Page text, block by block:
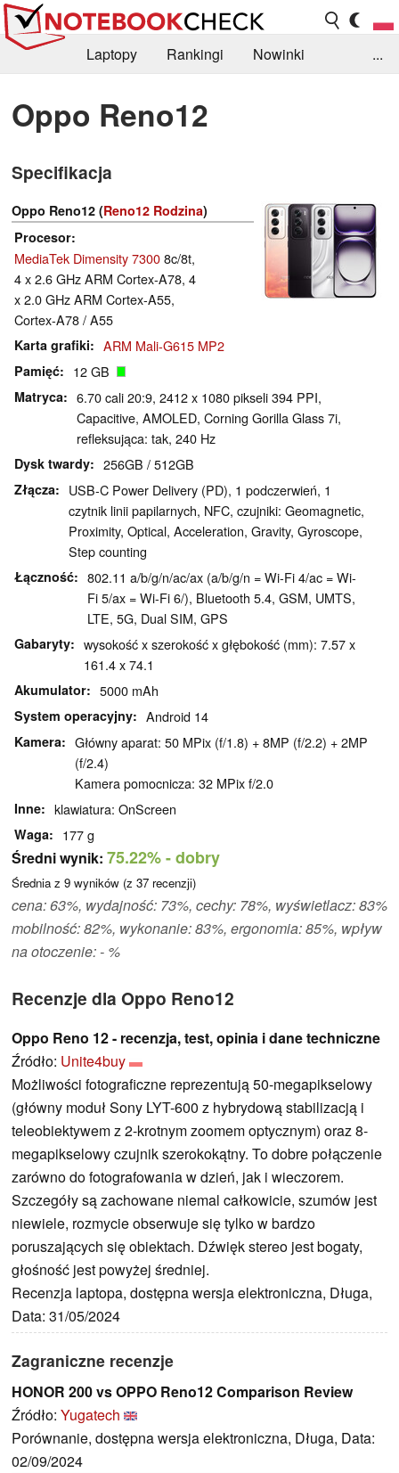
Laptopy Rankingi
Nowinki
...
Oppo Reno12
Specifikacja
Oppo Reno12 (Reno12 Rodzina)
Procesor
MediaTek Dimensity 73008c/8t,
4 x 2.6 GHz ARM Cortex-A78, 4
x 2.0 GHz ARM Cortex-A55,
Cortex-A78 / A55
Karta grafiki ARM Mali-G615 MP2
Pamięć 12 GB
Matryca
6.70 cali 20:9, 2412 x 1080 pikseli 394 PPI,
Capacitive, AMOLED, Corning Gorilla Glass 7i,
refleksująca: tak, 240 Hz
Dysk twardy 256GB / 512GB
Złącza
USB-C Power Delivery (PD), 1 podczerwień, 1
czytnik linii papilarnych, NFC, czujniki: Geomagnetic,
Proximity, Optical, Acceleration, Gravity, Gyroscope,
Step counting
Łączność
802.11 a/b/g/n/ac/ax (a/b/g/n = Wi-Fi 4/ac = Wi-
Fi 5/ax = Wi-Fi 6/), Bluetooth 5.4, GSM, UMTS,
LTE, 5G, Dual SIM, GPS
Gabaryty
wysokość x szerokość x głębokość (mm): 7.57 x
161.4 x 74.1
Akumulator 5000 mAh
System operacyjny Android 14
Kamera
Główny aparat: 50 MPix (f/1.8) + 8MP (f/2.2) + 2MP
(f/2.4)
Kamera pomocnicza: 32 MPix f/2.0
Inne klawiatura: OnScreen
Waga 177 g
Średni wynik: 75.22%- dobry
Średnia z 9 wyników (z 37 recenzji)
cena: 63%, wydajność: 73%, cechy: 78%, wyświetlacz: 83%
mobilność: 82%, wykonanie: 83%, ergonomia: 85%, wpływ
na otoczenie: - %
Recenzje dla Oppo Reno12
Oppo Reno 12 - recenzja, test, opinia i dane techniczne
Źródło: Unite4buy
Możliwości fotograficzne reprezentują 50-megapikselowy
(główny moduł Sony LYT-600 z hybrydową stabilizacją i
teleobiektywem z 2-krotnym zoomem optycznym) oraz 8-
megapikselowy czujnik szerokokątny. To dobre połączenie
zarówno do fotografowania w dzień, jak i wieczorem.
Szczegóły są zachowane niemal całkowicie, szumów jest
niewiele, rozmycie obserwuje się tylko w bardzo
poruszających się obiektach. Dźwięk stereo jest bogaty,
głośność jest powyżej średniej.
Recenzja laptopa, dostępna wersja elektroniczna, Długa,
Data: 31/05/2024
Zagraniczne recenzje
HONOR 200 vs OPPO Reno12 Comparison Review
Źródło: Yugatech
Porównanie, dostępna wersja elektroniczna, Długa, Data:
02/09/2024